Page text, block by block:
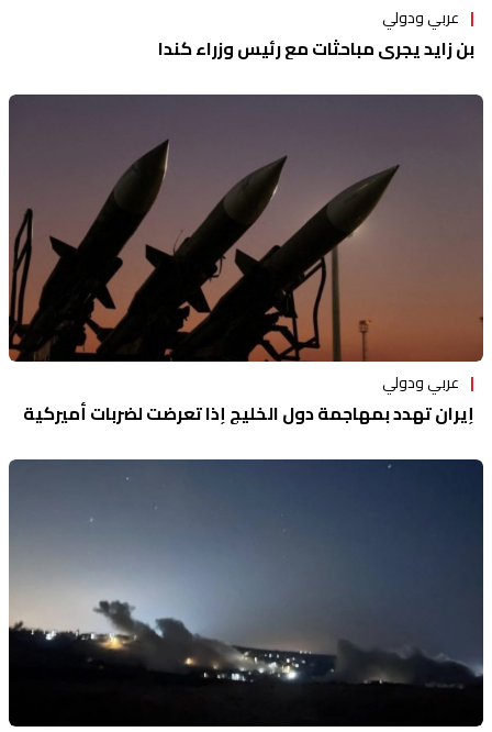
عربي ودولي
بن زايد يجري مباحثات مع رئيس وزراء كندا
عربي ودولي
إيران تهدد بمهاجمة دول الخليج إذا تعرضت لضربات أميركية